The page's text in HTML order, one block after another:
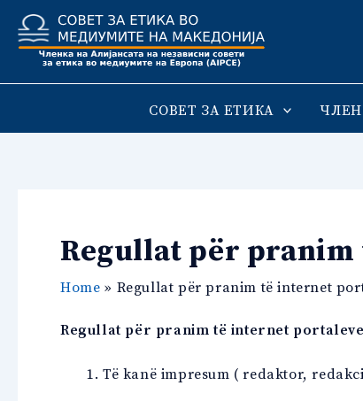
Skip
content
СОВЕТ ЗА ЕТИКА
Regullat për
Home Regullat për pranim të internet
Regullat për pranim të internet
Të kanë impresum ( redaktor,